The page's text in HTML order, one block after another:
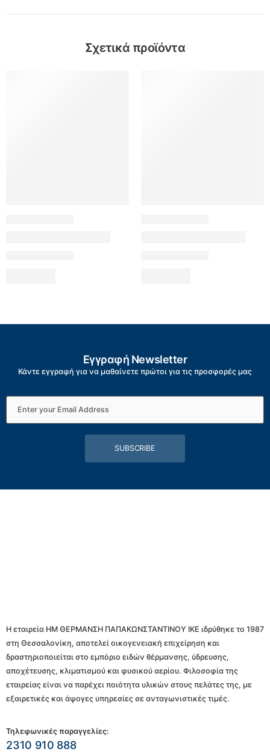
Σχετικά προϊόντα
Εγγραφή Newsletter
Κάντε εγγραφή για να μαθαίνετε πρώτοι για τις προσφορές μας
SUBSCRIBE
Η εταιρεία ΗΜ ΘΕΡΜΑΝΣΗ ΠΑΠΑΚΩΝΣΤΑΝΤΙΝΟΥ ΙΚΕ ιδρύθηκε το 1987
στη Θεσσαλονίκη, αποτελεί οικογενειακή επιχείρηση και
δραστηριοποιείται στο εμπόριο ειδών θέρμανσης, ύδρευσης,
αποχέτευσης, κλιματισμού και φυσικού αερίου. Φιλοσοφία της
εταιρείας είναι να παρέχει ποιότητα υλικών στους πελάτες της, με
εξαιρετικές και άψογες υπηρεσίες σε ανταγωνιστικές τιμές.
Τηλεφωνικές παραγγελίες:
2310 910 888